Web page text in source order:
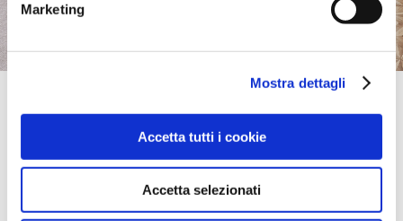
Marketing
Mostra dettagli
Accetta tutti i cookie
Accetta selezionati
ARWANA MEBEL Ashgabat
St.1958 (Andalip), 73/1,
+99312456999
Sábado: 09:00-19:00
llévame aquí